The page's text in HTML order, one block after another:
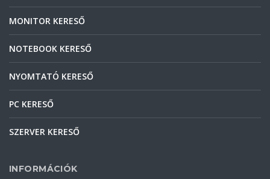
MONITOR KERESŐ
NOTEBOOK KERESŐ
NYOMTATÓ KERESŐ
PC KERESŐ
SZERVER KERESŐ
INFORMÁCIÓK